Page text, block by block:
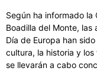
Según ha informado la
Boadilla del Monte,
Día de Europa han
cultura, la historia y los
se llevarán a cabo